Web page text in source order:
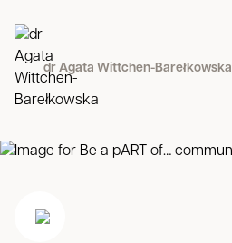
dr Agata Wittchen-Barełkowska